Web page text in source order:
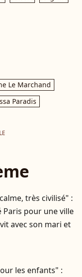
Le Marchand
Paradis
très civilisé" :
Paris pour une ville
avec son mari et
les enfants" :